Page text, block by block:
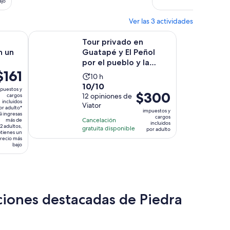
Ver las 3 actividades
en una nueva pestaña
un
por
y
cargos
incluidos
adulto*
ingresas
más de
2 adultos,
un
más
bajo
un díaSe abrirá en una nueva pestaña
Tour privado en
Guatapé y El Peñol
por el pueblo y la
represa.
La
actividad
dura
10
horas
10 h
10.0
de
10
con
12
opiniones
10/10
12 opiniones de
Viator
Cancelación
gratuita disponible
El
precio
es
de
$300.
$300
impuestos y
cargos
incluidos
por adulto
Tour privado en Guatapé y El Peñol por el pueblo y la
destacadas de Piedra